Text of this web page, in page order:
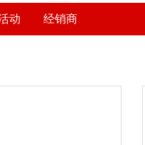
动 经销商